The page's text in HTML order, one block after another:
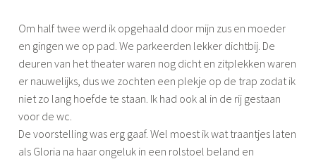
Om half twee werd ik opgehaald door mijn zus en moeder
en gingen we op pad. We parkeerden lekker dichtbij. De
deuren van het theater waren nog dicht en zitplekken waren
er nauwelijks, dus we zochten een plekje op de trap zodat ik
niet zo lang hoefde te staan. Ik had ook al in de rij gestaan
voor de wc.
De voorstelling was erg gaaf. Wel moest ik wat traantjes laten
als Gloria na haar ongeluk in een rolstoel beland en